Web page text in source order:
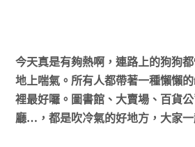
今天真是有夠熱啊，連路上的狗狗
地上喘氣。所有人都帶著一種懶懶的
裡最好囉。圖書館、大賣場、百貨
廳… ，都是吹冷氣的好地方，大家